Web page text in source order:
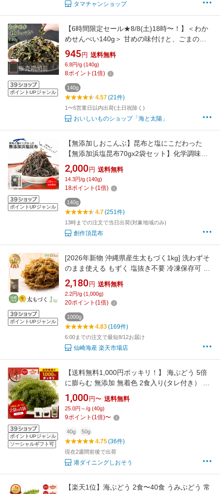
タマチャンショップ
販売期間前
ポイントUPジャンル
【6時間限定セール★8/8(土)18時〜！】＜わか
めせんべい140g＞ 甘めの味付けと、ごまの香
ばしさが合う！ おやつ ワカメ ゴマ 胡麻 送料無
料 メール便 チャック付き袋 おつまみ
945 円 送料無料
6.8円/g (140g)
8ポイント (1倍)
140g
4.57(21件)
1〜5営業日以内出荷(土日祝除く)
おいしいものショップ「海と太陽」
ポイントUPジャンル
【無添加しおこんぶ】昆布と塩にこだわった
【無添加浜塩昆布70gx2袋セット】化学調味
料・着色料・保存料など添加物不使用の大正14
年創業老舗昆布屋が作る無添加塩こんぶ【送料
無料・メール便】
2,000 円 送料無料
14.3円/g (140g)
18ポイント (1倍)
140g
4.7(251件)
13時までの注文で当日出荷(対象地域のみ)
創作頂昆布
ポイントUPジャンル
[2026年新物 沖縄県産生太もづく1kg] 洗わずそ
のまま使える もずく 塩抜き不要 冷凍保存可 業
務用 冷蔵 もずく 生もずく 美容 健康 ヘルシー
おすすめ 高栄養 海藻 ミネラル 亜鉛 ダイエット
食物繊維 低カロリー 仙崎海産 ギフト 人気 【公
2,180 円 送料無料
2.2円/g (1,000g)
20ポイント (1倍)
1000g
4.83(169件)
6:00までの注文で最短8/12お届け
仙崎海産 楽天市場店
ポイントUPジャンル
ソーシャルギフト可
【送料無料1,000円ポッキリ！】 海ぶどう 5倍
に膨らむ 無添加 無着色 2食入り(タレ付き） 種
類が選べる 海ブドウ 塩漬け 海藻 特許技術 お取
り寄せ 贈り物 おつまみ ギフト ネコポス 送料無
料 お中元 御中元
1,000 円〜 送料無料
25.0円～/g (40g)
9ポイント (1倍)〜
40g 50g
4.75(36件)
現在2週間前後で出荷
港ダイニングしおそう
【楽天1位】海ぶどう 2食〜40食 うみぶどう 常